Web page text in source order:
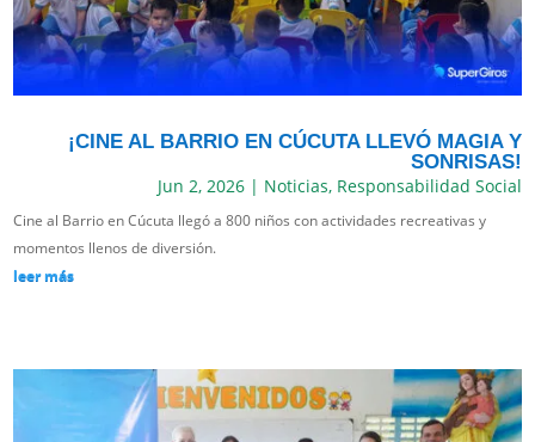
¡CINE AL BARRIO EN CÚCUTA LLEVÓ MAGIA Y
SONRISAS!
Jun 2, 2026| Noticias, Responsabilidad Social
Cine al Barrio en Cúcuta llegó a 800 niños con actividades recreativas y
momentos llenos de diversión.
leer más